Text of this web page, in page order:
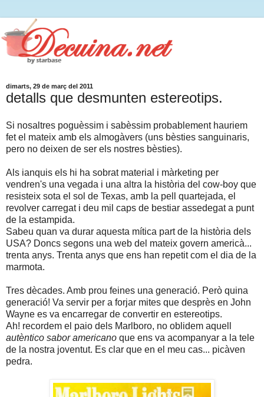
dimarts, 29 de març del 2011
detalls que desmunten estereotips.
Si nosaltres poguèssim i sabèssim probablement hauriem
fet el mateix amb els almogàvers (uns bèsties sanguinaris,
pero no deixen de ser els nostres bèsties).
Als ianquis els hi ha sobrat material i màrketing per
vendren's una vegada i una altra la història del cow-boy que
resisteix sota el sol de Texas, amb la pell quartejada, el
revolver carregat i deu mil caps de bestiar assedegat a punt
de la estampida.
Sabeu quan va durar aquesta mítica part de la història dels
USA? Doncs segons una web del mateix govern americà...
trenta anys. Trenta anys que ens han repetit com el dia de la
marmota.
Tres dècades. Amb prou feines una generació. Però quina
generació! Va servir per a forjar mites que desprès en John
Wayne es va encarregar de convertir en estereotips.
Ah! recordem el paio dels Marlboro, no oblidem aquell
autèntico sabor americano que ens va acompanyar a la tele
de la nostra joventut. Es clar que en el meu cas... picàven
pedra.